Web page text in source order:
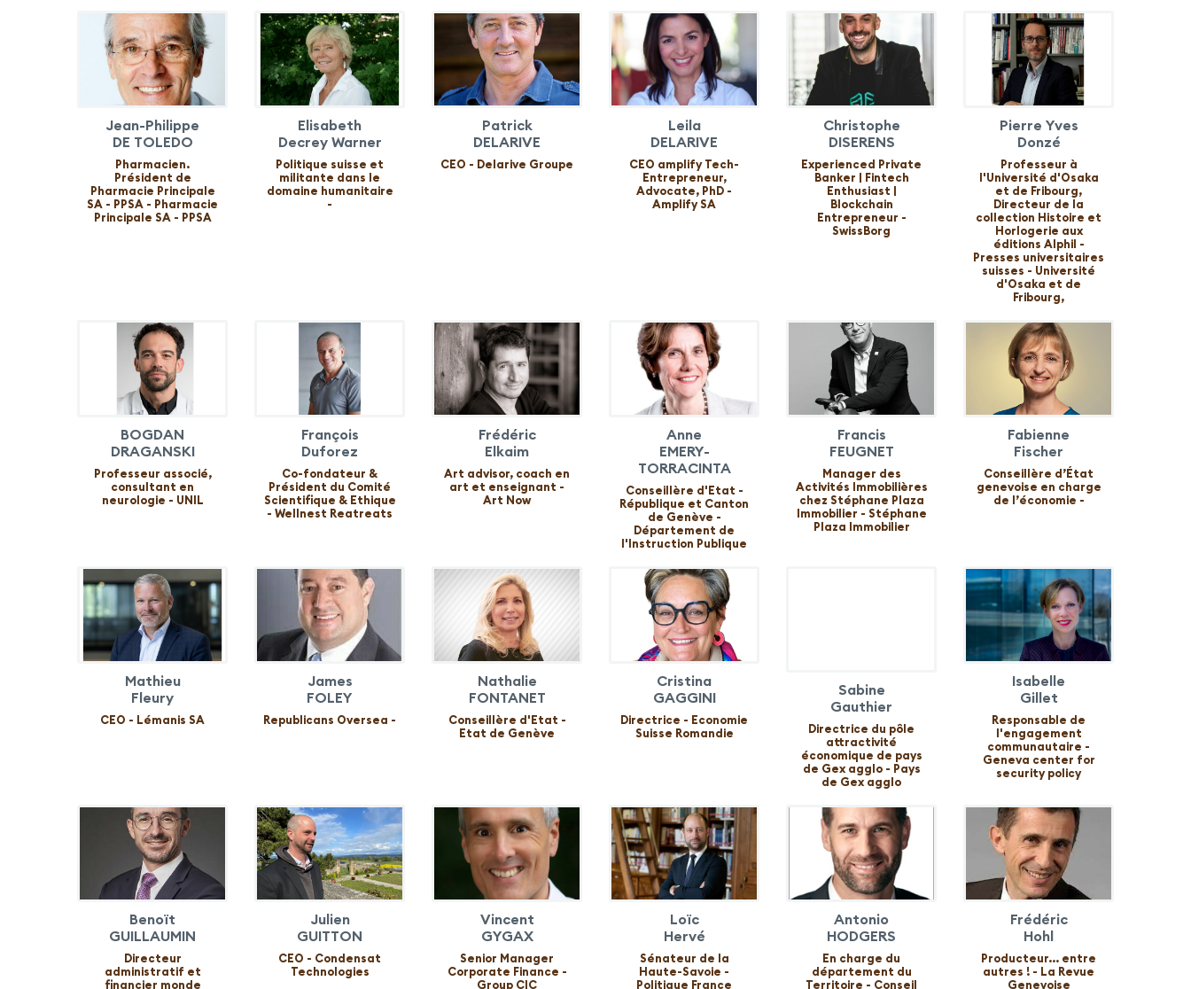
Jean-Philippe
DE TOLEDO
Pharmacien.
Président de
Pharmacie Principale
SA - PPSA - Pharmacie
Principale SA - PPSA
Elisabeth
Decrey Warner
Politique suisse et
militante dans le
domaine humanitaire
-
Patrick
DELARIVE
CEO - Delarive Groupe
Leila
DELARIVE
CEO amplify Tech-
Entrepreneur,
Advocate, PhD -
Amplify SA
Christophe
DISERENS
Experienced Private
Banker | Fintech
Enthusiast |
Blockchain
Entrepreneur -
SwissBorg
Pierre Yves
Donzé
Professeur à
l'Université d'Osaka
et de Fribourg,
Directeur de la
collection Histoire et
Horlogerie aux
éditions Alphil -
Presses universitaires
suisses - Université
d'Osaka et de
Fribourg,
BOGDAN
DRAGANSKI
Professeur associé,
consultant en
neurologie - UNIL
François
Duforez
Co-fondateur &
Président du Comité
Scientifique & Ethique
- Wellnest Reatreats
Frédéric
Elkaim
Art advisor, coach en
art et enseignant -
Art Now
Anne
EMERY-
TORRACINTA
Conseillère d'Etat -
République et Canton
de Genève -
Département de
l'Instruction Publique
Francis
FEUGNET
Manager des
Activités Immobilières
chez Stéphane Plaza
Immobilier - Stéphane
Plaza Immobilier
Fabienne
Fischer
Conseillère d’État
genevoise en charge
de l’économie -
Mathieu
Fleury
CEO - Lémanis SA
James
FOLEY
Republicans Oversea -
Nathalie
FONTANET
Conseillère d'Etat -
Etat de Genève
Cristina
GAGGINI
Directrice - Economie
Suisse Romandie
Sabine
Gauthier
Directrice du pôle
attractivité
économique de pays
de Gex agglo - Pays
de Gex agglo
Isabelle
Gillet
Responsable de
l'engagement
communautaire -
Geneva center for
security policy
Benoït
GUILLAUMIN
Directeur
administratif et
financier monde
Julien
GUITTON
CEO - Condensat
Technologies
Vincent
GYGAX
Senior Manager
Corporate Finance -
Group CIC
Loïc
Hervé
Sénateur de la
Haute-Savoie -
Politique France
Antonio
HODGERS
En charge du
département du
Territoire - Conseil
Frédéric
Hohl
Producteur... entre
autres ! - La Revue
Genevoise